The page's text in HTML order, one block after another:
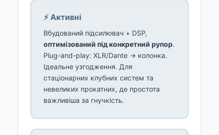
⚡ Активні
Вбудований підсилювач + DSP,
оптимізований під конкретний рупор.
Plug-and-play: XLR/Dante → колонка.
Ідеальне узгодження. Для
стаціонарних клубних систем та
невеликих прокатних, де простота
важливіша за гнучкість.